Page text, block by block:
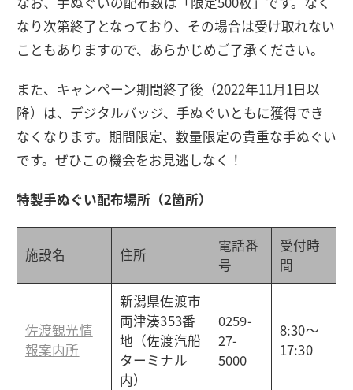
なり次第終了となっており、その場合は受け取れない
こともありますので、あらかじめご了承ください。
また、キャンペーン期間終了後（2022年11月1日以
降）は、デジタルバッジ、手ぬぐいともに獲得でき
なくなります。期間限定、数量限定の貴重な手ぬぐい
です。ぜひこの機会をお見逃しなく！
特製手ぬぐい配布場所（2箇所）
施設名 住所
電話番
号
受付時
間
佐渡観光情
報案内所
新潟県佐渡市
両津湊353番
地（佐渡汽船
ターミナル
内）
0259-
27-
5000
8:30～
17:30